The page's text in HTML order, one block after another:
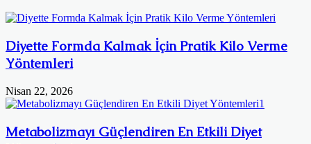
Diyette Formda Kalmak İçin Pratik Kilo Verme
Yöntemleri
Nisan 22, 2026
Metabolizmayı Güçlendiren En Etkili Diyet